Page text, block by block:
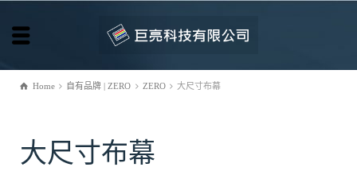
Home 自有品牌 | ZERO ZERO 大尺寸布幕
大尺寸布幕